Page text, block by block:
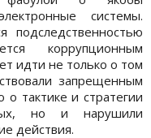
системы.
подследственностью
коррупционным
идти не только о том
запрещенным
тактике и стратегии
но и нарушили
действия.